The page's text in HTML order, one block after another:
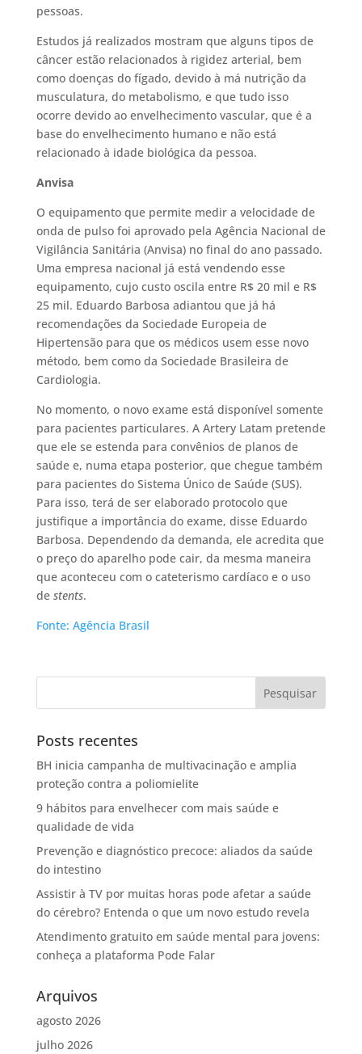
pessoas.
Estudos já realizados mostram que alguns tipos de
câncer estão relacionados à rigidez arterial, bem
como doenças do fígado, devido à má nutrição da
musculatura, do metabolismo, e que tudo isso
ocorre devido ao envelhecimento vascular, que é a
base do envelhecimento humano e não está
relacionado à idade biológica da pessoa.
Anvisa
O equipamento que permite medir a velocidade de
onda de pulso foi aprovado pela Agência Nacional de
Vigilância Sanitária (Anvisa) no final do ano passado.
Uma empresa nacional já está vendendo esse
equipamento, cujo custo oscila entre R$ 20 mil e R$
25 mil. Eduardo Barbosa adiantou que já há
recomendações da Sociedade Europeia de
Hipertensão para que os médicos usem esse novo
método, bem como da Sociedade Brasileira de
Cardiologia.
No momento, o novo exame está disponível somente
para pacientes particulares. A Artery Latam pretende
que ele se estenda para convênios de planos de
saúde e, numa etapa posterior, que chegue também
para pacientes do Sistema Único de Saúde (SUS).
Para isso, terá de ser elaborado protocolo que
justifique a importância do exame, disse Eduardo
Barbosa. Dependendo da demanda, ele acredita que
o preço do aparelho pode cair, da mesma maneira
que aconteceu com o cateterismo cardíaco e o uso
de stents.
Fonte: Agência Brasil
Posts recentes
BH inicia campanha de multivacinação e amplia
proteção contra a poliomielite
9 hábitos para envelhecer com mais saúde e
qualidade de vida
Prevenção e diagnóstico precoce: aliados da saúde
do intestino
Assistir à TV por muitas horas pode afetar a saúde
do cérebro? Entenda o que um novo estudo revela
Atendimento gratuito em saúde mental para jovens:
conheça a plataforma Pode Falar
Arquivos
agosto 2026
julho 2026